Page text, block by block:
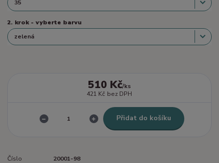
2. krok - vyberte barvu
510 Kč/ks
421 Kč bez DPH
Přidat do košíku
Číslo
20001-98